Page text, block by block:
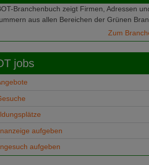
Branchenbuch zeigt Firmen, Adressen
aus allen Bereichen der Grünen
Zum
jobs
aufgeben
aufgeben